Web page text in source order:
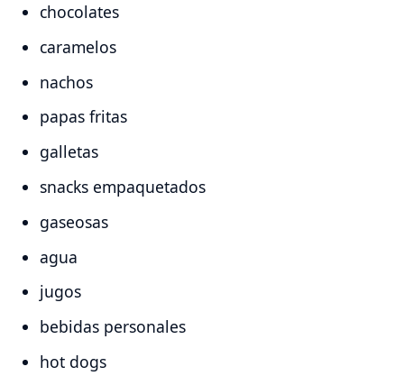
chocolates
caramelos
nachos
papas fritas
galletas
snacks empaquetados
gaseosas
agua
jugos
bebidas personales
hot dogs